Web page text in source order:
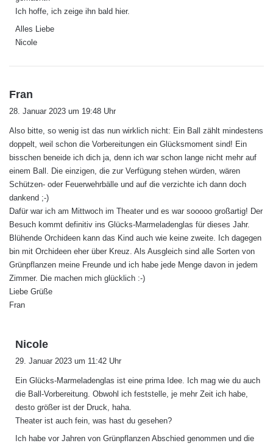
Ich hoffe, ich zeige ihn bald hier.
Alles Liebe
Nicole
Fran
t
:
28. Januar 2023 um 19:48 Uhr
Also bitte, so wenig ist das nun wirklich nicht: Ein Ball zählt mindestens
doppelt, weil schon die Vorbereitungen ein Glücksmoment sind! Ein
bisschen beneide ich dich ja, denn ich war schon lange nicht mehr auf
einem Ball. Die einzigen, die zur Verfügung stehen würden, wären
Schützen- oder Feuerwehrbälle und auf die verzichte ich dann doch
dankend ;-)
Dafür war ich am Mittwoch im Theater und es war sooooo großartig! Der
Besuch kommt definitiv ins Glücks-Marmeladenglas für dieses Jahr.
Blühende Orchideen kann das Kind auch wie keine zweite. Ich dagegen
bin mit Orchideen eher über Kreuz. Als Ausgleich sind alle Sorten von
Grünpflanzen meine Freunde und ich habe jede Menge davon in jedem
Zimmer. Die machen mich glücklich :-)
Liebe Grüße
Fran
Nicole
t
:
29. Januar 2023 um 11:42 Uhr
Ein Glücks-Marmeladenglas ist eine prima Idee. Ich mag wie du auch
die Ball-Vorbereitung. Obwohl ich feststelle, je mehr Zeit ich habe,
desto größer ist der Druck, haha.
Theater ist auch fein, was hast du gesehen?
Ich habe vor Jahren von Grünpflanzen Abschied genommen und die